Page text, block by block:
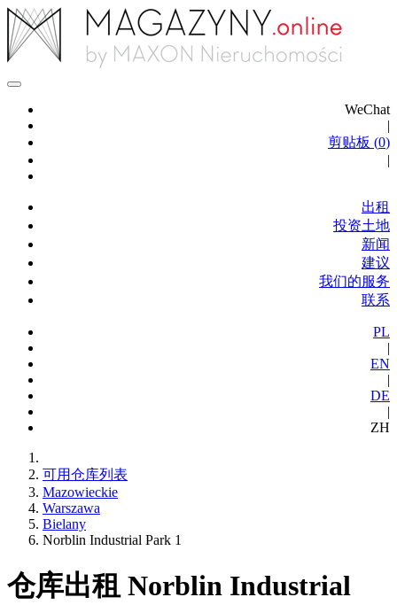
WeChat
|
剪贴板 (0)
|
出租
投资土地
新闻
建议
我们的服务
联系
PL
|
EN
|
DE
|
ZH
可用仓库列表
Mazowieckie
Warszawa
Bielany
Norblin Industrial Park 1
仓库出租 Norblin Industrial